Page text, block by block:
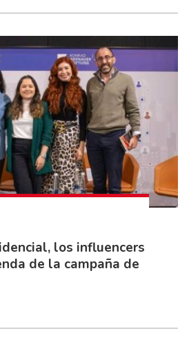
los influencers
de la campaña de